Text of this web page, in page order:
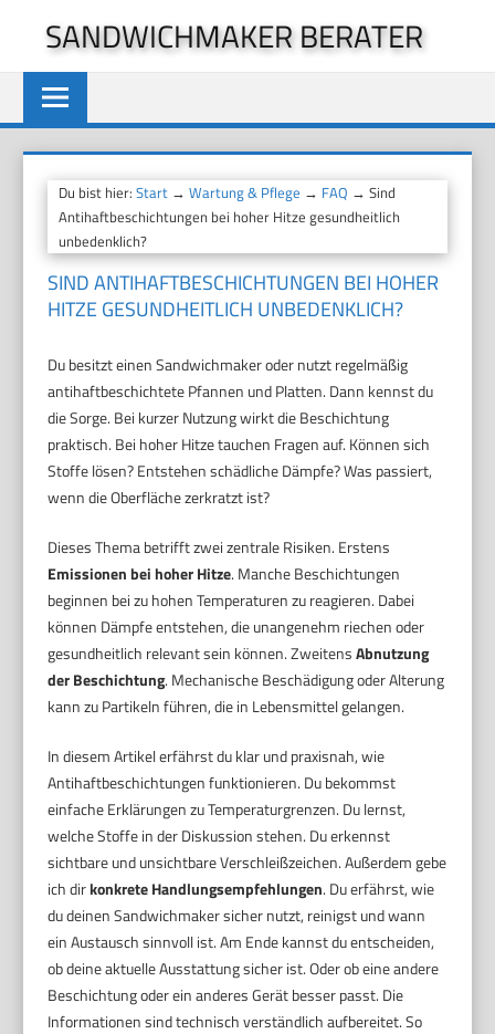
springen
SANDWICHMAKER BERATER
Du bist hier:Start →Wartung & Pflege → FAQ → Sind
Antihaftbeschichtungen bei hoher Hitze gesundheitlich
unbedenklich?
SIND ANTIHAFTBESCHICHTUNGEN BEI HOHER
HITZE GESUNDHEITLICH UNBEDENKLICH?
Du besitzt einen Sandwichmaker oder nutzt regelmäßig
antihaftbeschichtete Pfannen und Platten. Dann kennst du
die Sorge. Bei kurzer Nutzung wirkt die Beschichtung
praktisch. Bei hoher Hitze tauchen Fragen auf. Können sich
Stoffe lösen? Entstehen schädliche Dämpfe? Was passiert,
wenn die Oberfläche zerkratzt ist?
Dieses Thema betrifft zwei zentrale Risiken. Erstens
Emissionen bei hoher Hitze. Manche Beschichtungen
beginnen bei zu hohen Temperaturen zu reagieren. Dabei
können Dämpfe entstehen, die unangenehm riechen oder
gesundheitlich relevant sein können. ZweitensAbnutzung
der Beschichtung. Mechanische Beschädigung oder Alterung
kann zu Partikeln führen, die in Lebensmittel gelangen.
In diesem Artikel erfährst du klar und praxisnah, wie
Antihaftbeschichtungen funktionieren. Du bekommst
einfache Erklärungen zu Temperaturgrenzen. Du lernst,
welche Stoffe in der Diskussion stehen. Du erkennst
sichtbare und unsichtbare Verschleißzeichen. Außerdem gebe
ich dirkonkrete Handlungsempfehlungen. Du erfährst, wie
du deinen Sandwichmaker sicher nutzt, reinigst und wann
ein Austausch sinnvoll ist. Am Ende kannst du entscheiden,
ob deine aktuelle Ausstattung sicher ist. Oder ob eine andere
Beschichtung oder ein anderes Gerät besser passt. Die
Informationen sind technisch verständlich aufbereitet. So